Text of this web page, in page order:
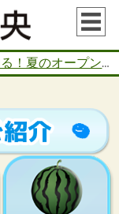
JAグループの仕事を知る！夏のオープンカンパニー開催のお知らせ